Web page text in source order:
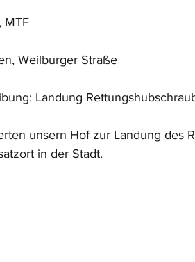
MTF
Weilburger Straße
Landung
unsern Hof zur Landung des
in der Stadt.